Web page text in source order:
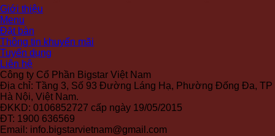
Giới thiệu
Menu
Đặt bàn
Thông tin khuyến mãi
Tuyển dụng
Liên hệ
Công ty Cổ Phần Bigstar Việt Nam
Địa chỉ: Tầng 3, Số 93 Đường Láng Hạ, Phường Đống Đa, TP
Hà Nội, Việt Nam.
ĐKKD: 0106852727 cấp ngày 19/05/2015
ĐT: 1900 636569
Email: info.bigstarvietnam@gmail.com